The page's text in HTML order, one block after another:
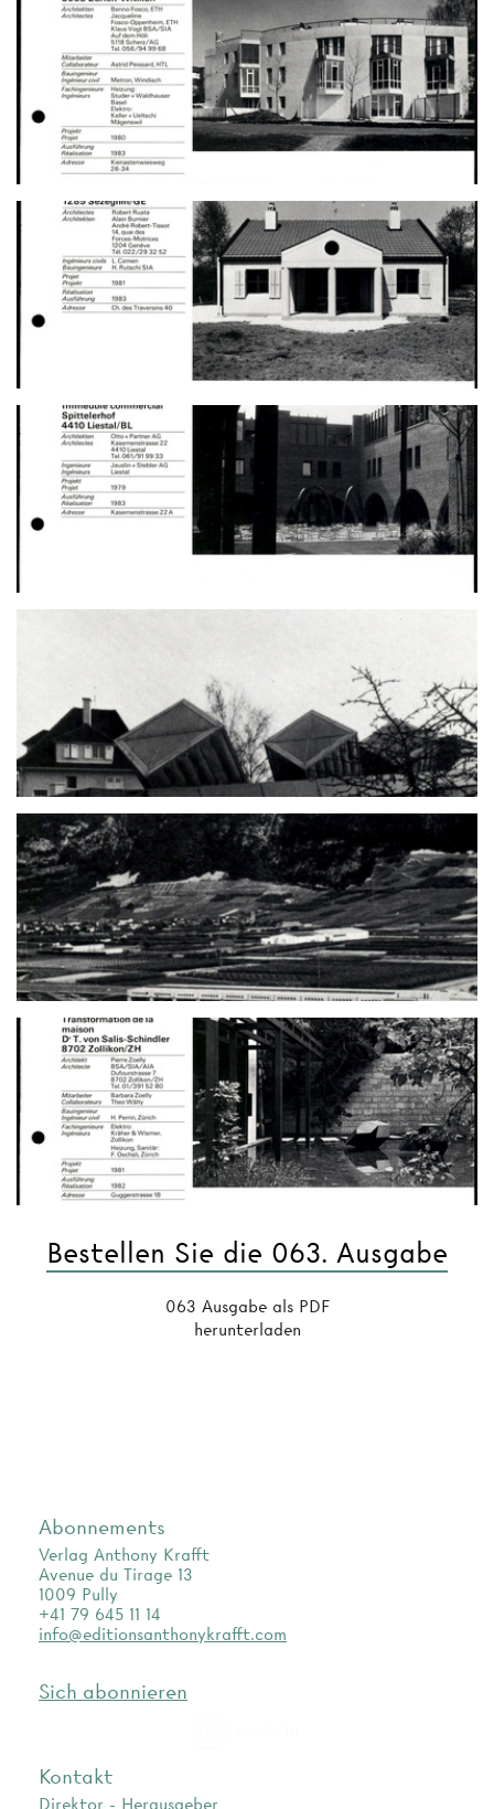
Bestellen Sie die 063. Ausgabe
063 Ausgabe als PDF
herunterladen
Abonnements
Verlag Anthony Krafft
Avenue du Tirage 13
1009 Pully
+41 79 645 11 14
info@editionsanthonykrafft.com
Sich abonnieren
Kontakt
Direktor - Herausgeber